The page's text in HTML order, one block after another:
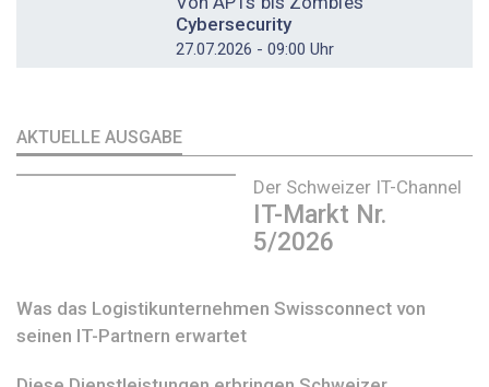
Cybersecurity
27.07.2026 - 09:00 Uhr
AKTUELLE AUSGABE
Der Schweizer IT-Channel
IT-Markt Nr.
5/2026
Was das Logistikunternehmen Swissconnect von
seinen IT-Partnern erwartet